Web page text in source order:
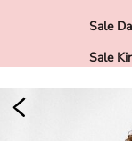
Sale
Sale